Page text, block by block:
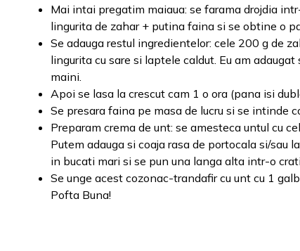
Mai intai pregatim maiaua: se farama drojdia
lingurita de zahar + putina faina si se obtine o
Se adauga restul ingredientelor: cele 200 g de
lingurita cu sare si laptele caldut. Eu am
maini.
Apoi se lasa la crescut cam 1 o ora (pana isi
Se presara faina pe masa de lucru si se intinde
Preparam crema de unt: se amesteca untul cu
Putem adauga si coaja rasa de portocala si/sau
in bucati mari si se pun una langa alta intr-o
Se unge acest cozonac-trandafir cu unt cu 1
Pofta Buna!